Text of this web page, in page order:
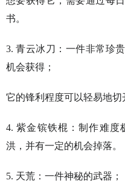
书。
3. 青云冰刀：一件非常珍
机会获得；
它的锋利程度可以轻易地切
4. 紫金镔铁棍：制作难度
洪，并有一定的机会掉落。
5. 天荒：一件神秘的武器；